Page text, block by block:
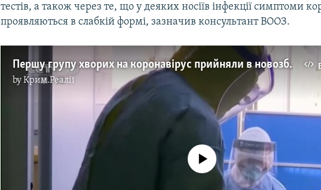
тестів, а також через те, що у деяких носіїв інфекції симптоми
проявляються в слабкій формі, зазначив консультант ВООЗ.
Першу групу хворих на коронавірус прийняли в новозбудованій лікарні в Ухані – відео
byКрим.Реалії
No media source currently available